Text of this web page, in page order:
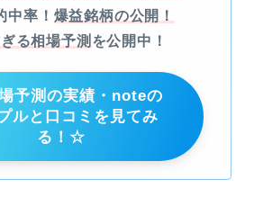
中率！ 爆益銘柄の公開！
る相場予測 を公開中！
予測の実績・noteの
ルと口コミを見てみ
る！☆